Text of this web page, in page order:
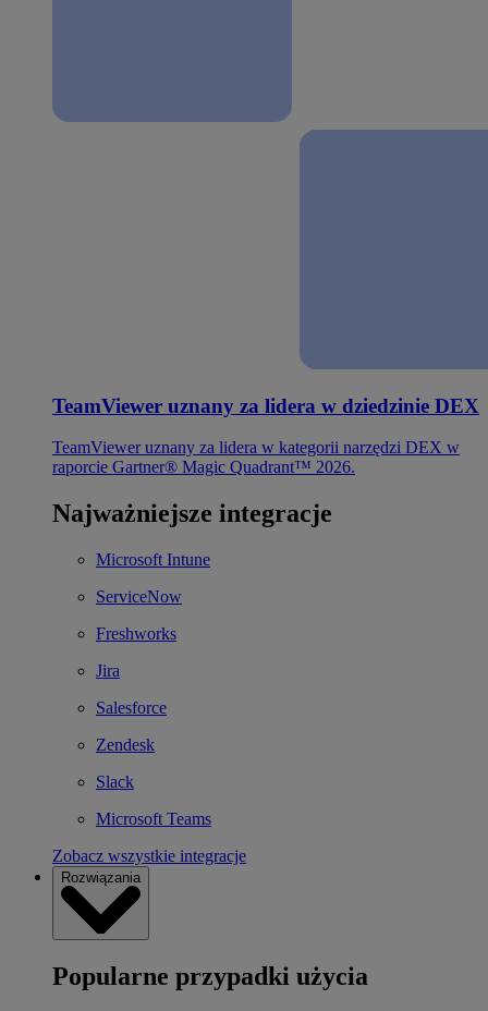
TeamViewer uznany za lidera w dziedzinie DEX
TeamViewer uznany za lidera w kategorii narzędzi DEX w
raporcie Gartner® Magic Quadrant™ 2026.
Najważniejsze integracje
Microsoft Intune
ServiceNow
Freshworks
Jira
Salesforce
Zendesk
Slack
Microsoft Teams
Zobacz wszystkie integracje
Rozwiązania
Popularne przypadki użycia